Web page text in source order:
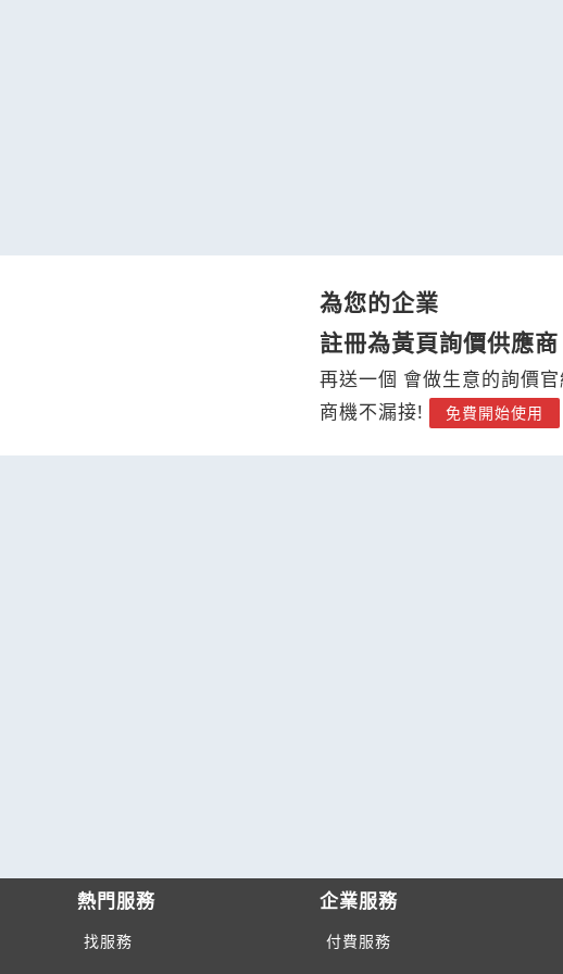
為您的企業
註冊為黃頁詢價供應商
再送一個 會做生意的詢價
商機不漏接!
免費開始使用
熱門服務
找服務
企業服務
付費服務